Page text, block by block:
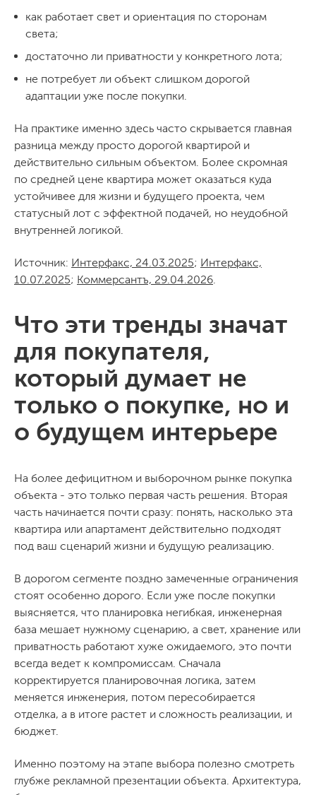
как работает свет и ориентация по сторонам
света;
достаточно ли приватности у конкретного лота;
не потребует ли объект слишком дорогой
адаптации уже после покупки.
На практике именно здесь часто скрывается главная
разница между просто дорогой квартирой и
действительно сильным объектом. Более скромная
по средней цене квартира может оказаться куда
устойчивее для жизни и будущего проекта, чем
статусный лот с эффектной подачей, но неудобной
внутренней логикой.
Источник: Интерфакс, 24.03.2025; Интерфакс,
10.07.2025; Коммерсантъ, 29.04.2026
Что эти тренды значат
для покупателя,
который думает не
только о покупке, но и
о будущем интерьере
На более дефицитном и выборочном рынке покупка
объекта - это только первая часть решения. Вторая
часть начинается почти сразу: понять, насколько эта
квартира или апартамент действительно подходят
под ваш сценарий жизни и будущую реализацию.
В дорогом сегменте поздно замеченные ограничения
стоят особенно дорого. Если уже после покупки
выясняется, что планировка негибкая, инженерная
база мешает нужному сценарию, а свет, хранение или
приватность работают хуже ожидаемого, это почти
всегда ведет к компромиссам. Сначала
корректируется планировочная логика, затем
меняется инженерия, потом пересобирается
отделка, а в итоге растет и сложность реализации, и
бюджет.
Именно поэтому на этапе выбора полезно смотреть
глубже рекламной презентации объекта. Архитектура,